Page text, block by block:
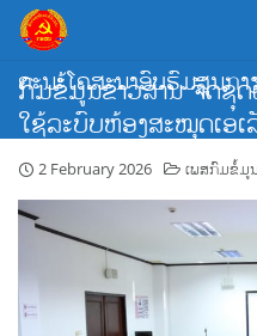
Skip
content
ຄະນະໂຄສະນາອົບຮົມສູນກ
ກົມຂໍ້ມູນຂ່າວສານ ຈັດຊຸ
ໃຊ້ລະບົບຫ້ອງສະໝຸດເອ
2 February 2026 ເພສກົມຂໍ້ມູ